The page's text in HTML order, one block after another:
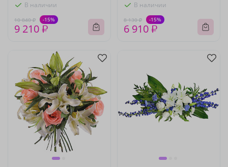
В наличии
10 840 ₽ -15%
9 210 ₽
В наличии
8 130 ₽ -15%
6 910 ₽